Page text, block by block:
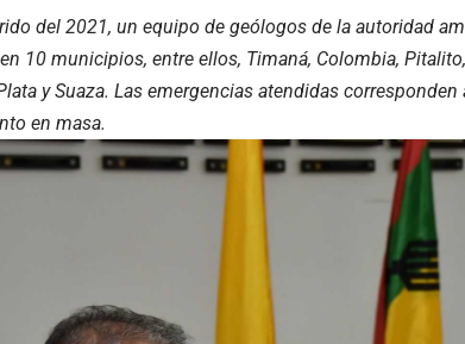
del 2021, un equipo de geólogos de la autoridad
10 municipios, entre ellos, Timaná, Colombia,
y Suaza. Las emergencias atendidas
en masa.